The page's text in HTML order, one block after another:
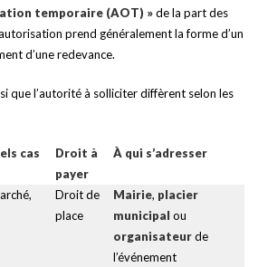
temporaire (AOT) »de la part des
prend généralement la forme d’un
d’une redevance.
que l’autorité à solliciter diffèrent selon les
cas
Droit à
payer
À qui s’adresser
Droit de
place
Mairie, placier
municipal ou
organisateurde
l’événement